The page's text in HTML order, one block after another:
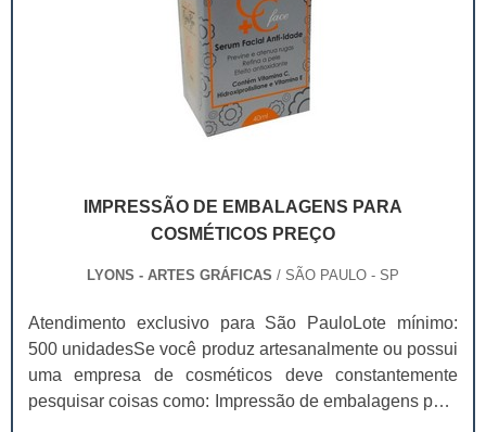
IMPRESSÃO DE EMBALAGENS PARA
COSMÉTICOS PREÇO
LYONS - ARTES GRÁFICAS / SÃO PAULO - SP
Atendimento exclusivo para São PauloLote mínimo:
500 unidadesSe você produz artesanalmente ou possui
uma empresa de cosméticos deve constantemente
pesquisar coisas como: Impressão de embalagens para